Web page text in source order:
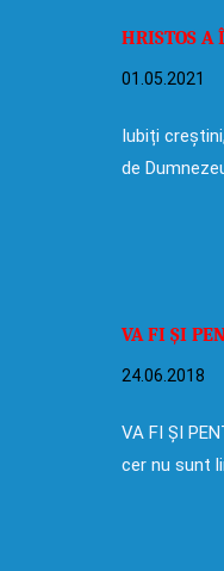
HRISTOS A
01.05.2021
Iubiți
de
VA FI ȘI
24.06.2018
VA FI ȘI
cer nu sunt